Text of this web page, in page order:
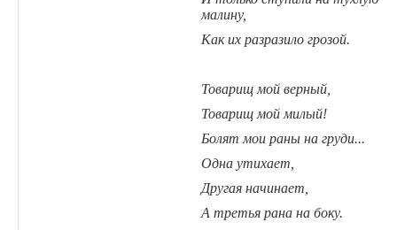
малину,
Как их разразило грозой.
Товарищ мой верный,
Товарищ мой милый!
Болят мои раны на груди...
Одна утихает,
Другая начинает,
А третья рана на боку.